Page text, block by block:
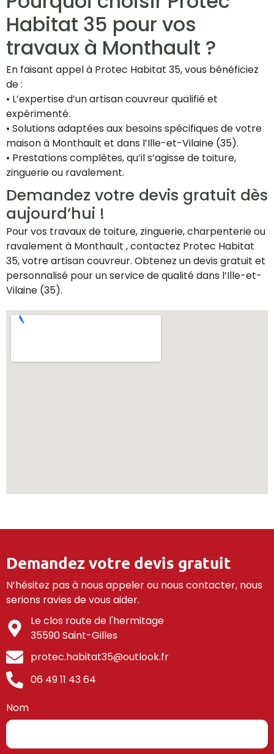
Habitat 35 pour vos
travaux à Monthault ?
En faisant appel à Protec Habitat 35, vous bénéficiez
de :
• L’expertise d’un artisan couvreur qualifié et
expérimenté.
• Solutions adaptées aux besoins spécifiques de votre
maison à Monthault et dans l’Ille-et-Vilaine (35).
• Prestations complètes, qu’il s’agisse de toiture,
zinguerie ou ravalement.
Demandez votre devis gratuit dès
aujourd’hui !
Pour vos travaux de toiture, zinguerie, charpenterie ou
ravalement à Monthault , contactez Protec Habitat
35, votre artisan couvreur. Obtenez un devis gratuit et
personnalisé pour un service de qualité dans l’Ille-et-
Vilaine (35).
Demandez votre devis gratuit
N’hésitez pas à nous appeler ou nous contacter, nous
serions ravies de vous aider.
Le clos route de l'hermitage
35590 Saint-Gilles
protec.habitat35@outlook.fr
06 49 11 43 64
Nom